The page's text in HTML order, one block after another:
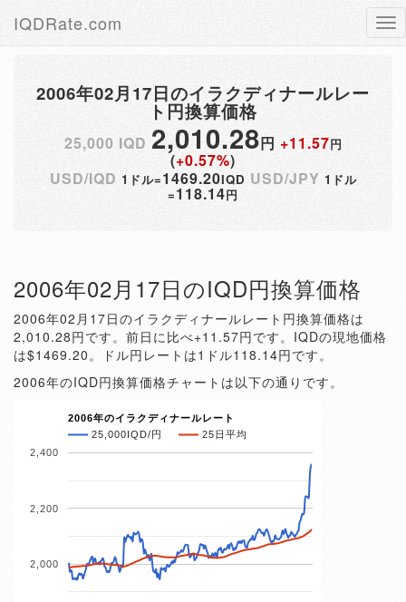
IQDRate.com
2006年02月17日のイラクディナールレー
ト円換算価格
25,000 IQD 2,010.28円 +11.57円
(+0.57%)
USD/IQD 1ドル=1469.20IQD USD/JPY 1ドル
=118.14円
2006年02月17日のIQD円換算価格
2006年02月17日のイラクディナールレート円換算価格は
2,010.28円です。前日に比べ+11.57円です。IQDの現地価格
は$1469.20。ドル円レートは1ドル118.14円です。
2006年のIQD円換算価格チャートは以下の通りです。
2006年のイラクディナールレート
25,000IQD/円
25日平均
2,000
2,200
2,400